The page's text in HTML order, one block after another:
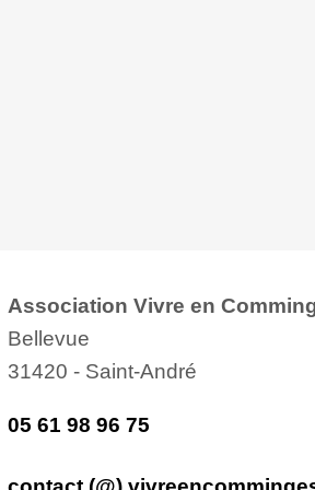
Association Vivre en
Bellevue
31420 - Saint-André
05 61 98 96 75